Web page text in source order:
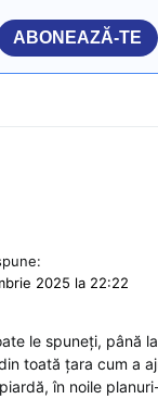
ABONEAZĂ-TE
2025 la 22:22
le spuneți, până
toată țara cum a
în noile